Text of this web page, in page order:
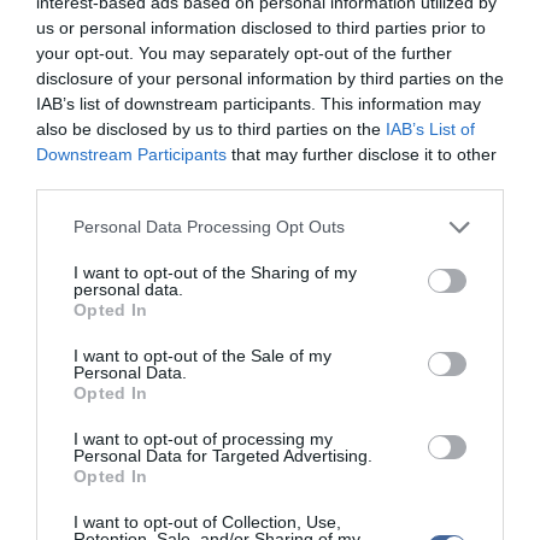
us or personal information disclosed to third parties prior to
your opt-out. You may separately opt-out of the further
disclosure of your personal information by third parties on the
IAB’s list of downstream participants. This information may
also be disclosed by us to third parties on the IAB’s List of
Downstream Participants that may further disclose it to other
Please note that this website/app uses one or more Google
not limited to your visit or usage behaviour. You may click to
grant or deny consent to Google and its third-party tags to
use your data for below specified purposes in below Google
consent section.
Personal Data Processing Opt Outs
I want to opt-out of the Sharing of my
personal data.
Opted In
I want to opt-out of the Sale of my
Personal Data.
Opted In
I want to opt-out of processing my
Personal Data for Targeted Advertising.
Opted In
I want to opt-out of Collection, Use,
járulékos tényezők figyelembevételével - tíz év alatt ténylegesen
750 milliárd és ezermilliárd dollár közötti halmozott
deficitcsökkentésnek felelne csak meg.
Mindezek alapján a Barclays Capital londoni elemzői továbbra is
magasnak ítélik az Egyesült Államok leminősítésének kockázatát.
Az egyik vezető citybeli pénzügyi-befektetési elemző cég, a
adósságplafon emeléséről szóló egyezség létrejötte esetén is
"mind nehezebb elképzelni", hogy az Egyesült Államok miként
tudná megőrizni lehetséges legjobb, "AAA" adósbesorolását.
A hitelminősítők ugyanis egyenes utalásokat tettek arra, hogy
ehhez legalább háromezer milliárd, de inkább négyezer milliárd
dolláros államháztartási deficitcsökkentő programra lenne szükség
a következő tíz évre, "márpedig a jelenleg ismert javaslatok egyike
sincs még a közelében sem ennek az összegnek".
évben jelentős költségvetési szigorítások várhatók ugyan az